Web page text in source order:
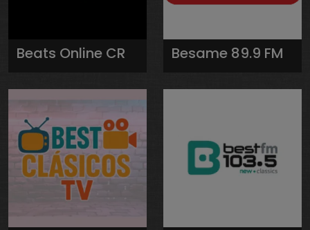
Beats Online CR Besame 89.9 FM